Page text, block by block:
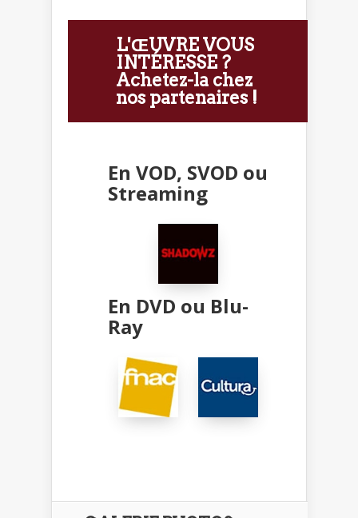
L'ŒUVRE VOUS
INTÉRESSE ?
Achetez-la chez
nos partenaires !
En VOD, SVOD ou
Streaming
En DVD ou Blu-
Ray